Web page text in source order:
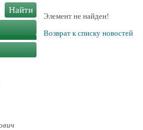
Элемент не найден!
Возврат к списку новостей